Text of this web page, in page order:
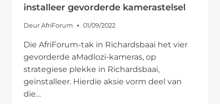
installeer gevorderde kamerastelsel
Deur AfriForum 01/09/2022
Die AfriForum-tak in Richardsbaai het vier
gevorderde aMadlozi-kameras, op
strategiese plekke in Richardsbaai,
geïnstalleer. Hierdie aksie vorm deel van
die…